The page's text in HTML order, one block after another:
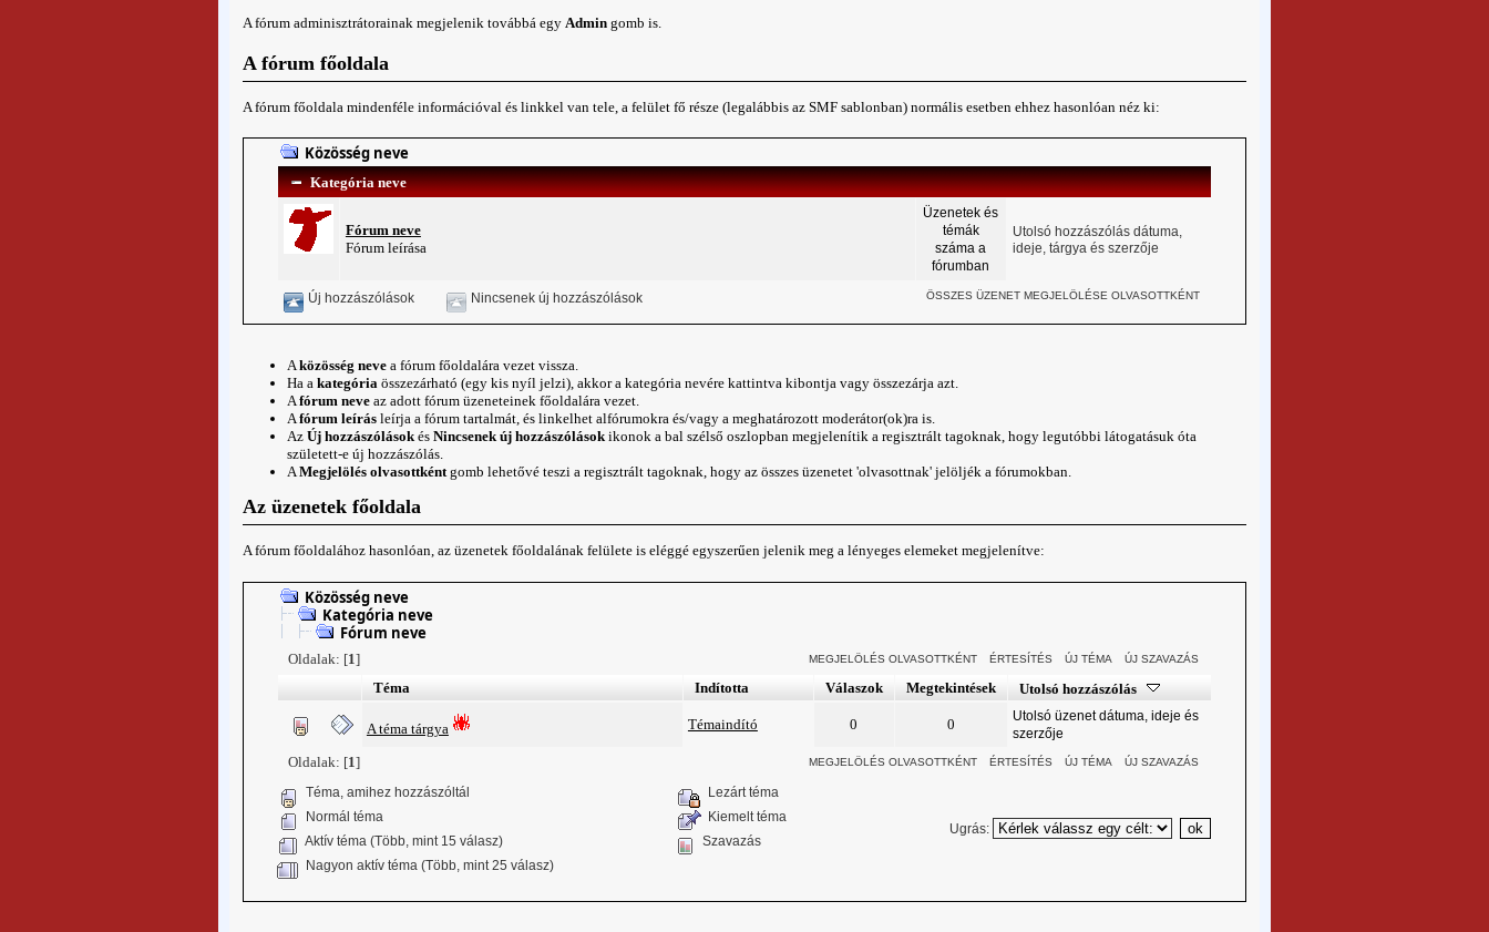
A fórum adminisztrátorainak megjelenik továbbá egy Admingomb is.
A fórum főoldala
A fórum főoldala mindenféle információval és linkkel van tele, a felület fő része (legalábbis az SMF sablonban) normális esetben ehhez hasonlóan néz ki:
Közösség neve
Kategória neve
Fórum neve
Fórum leírása
Üzenetek és
témák
száma a
fórumban
Utolsó hozzászólás dátuma,
ideje, tárgya és szerzője
Új hozzászólások Nincsenek új hozzászólások ÖSSZES ÜZENET MEGJELÖLÉSE OLVASOTTKÉNT
Aközösség nevea fórum főoldalára vezet vissza.
Ha a kategóriaösszezárható (egy kis nyíl jelzi), akkor a kategória nevére kattintva kibontja vagy összezárja azt.
Afórum neveaz adott fórum üzeneteinek főoldaláravezet.
Afórum leírásleírja a fórum tartalmát, és linkelhet alfórumokra és/vagy a meghatározott moderátor(ok)ra is.
Az Új hozzászólásokés Nincsenek új hozzászólásokikonok a bal szélső oszlopban megjelenítik a regisztrált tagoknak, hogy legutóbbi látogatásuk óta
született-e új hozzászólás.
AMegjelölés olvasottkéntgomb lehetővé teszi a regisztrált tagoknak, hogy az összes üzenetet 'olvasottnak' jelöljék a fórumokban.
Az üzenetek főoldala
A fórum főoldalához hasonlóan, az üzenetek főoldalának felülete is eléggé egyszerűen jelenik meg a lényeges elemeket megjelenítve:
Közösség neve
Kategória neve
Fórum neve
Oldalak: [1] MEGJELÖLÉS OLVASOTTKÉNT ÉRTESÍTÉS ÚJ TÉMA ÚJ SZAVAZÁS
Téma Indította Válaszok Megtekintések Utolsó hozzászólás
A téma tárgya Témaindító 0 0
Utolsó üzenet dátuma, ideje és
szerzője
Oldalak: [1] MEGJELÖLÉS OLVASOTTKÉNT ÉRTESÍTÉS ÚJ TÉMA ÚJ SZAVAZÁS
Téma, amihez hozzászóltál
Normál téma
Aktív téma (Több, mint 15 válasz)
Nagyon aktív téma (Több, mint 25 válasz)
Lezárt téma
Kiemelt téma
Szavazás
Ugrás: